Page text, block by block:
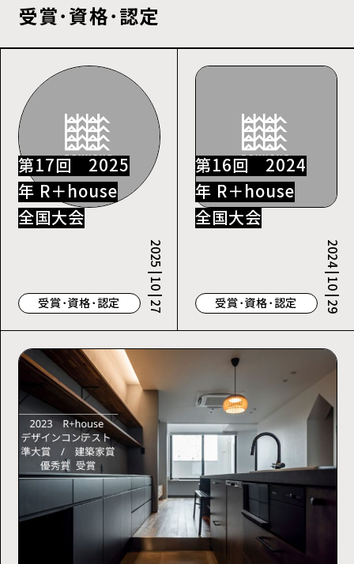
受賞･資格･認定
第17回 2025
年 R＋house
全国大会
受賞･資格･認定 2025 | 10 | 27
第16回 2024
年 R＋house
全国大会
受賞･資格･認定 2024 | 10 | 29